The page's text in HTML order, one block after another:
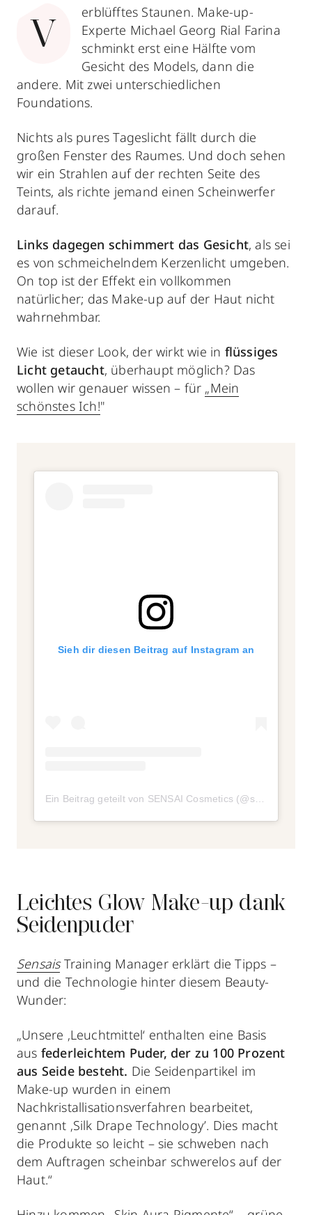
V
erblüfftes Staunen. Make-up-
Experte Michael Georg Rial Farina
schminkt erst eine Hälfte vom
Gesicht des Models, dann die
andere. Mit zwei unterschiedlichen
Foundations.
Nichts als pures Tageslicht fällt durch die
großen Fenster des Raumes. Und doch sehen
wir ein Strahlen auf der rechten Seite des
Teints, als richte jemand einen Scheinwerfer
darauf.
Links dagegen schimmert das Gesicht, als sei
es von schmeichelndem Kerzenlicht umgeben.
On top ist der Effekt ein vollkommen
natürlicher; das Make-up auf der Haut nicht
wahrnehmbar.
Wie ist dieser Look, der wirkt wie in flüssiges
Licht getaucht, überhaupt möglich? Das
wollen wir genauer wissen – für „Mein
schönstes Ich!"
Sieh dir diesen Beitrag auf Instagram an
Leichtes Glow Make-up dank
Seidenpuder
SensaisTraining Manager erklärt die Tipps –
und die Technologie hinter diesem Beauty-
Wunder:
„Unsere ‚Leuchtmittel‘ enthalten eine Basis
aus federleichtem Puder, der zu 100 Prozent
aus Seidebesteht. Die Seidenpartikel im
Make-up wurden in einem
Nachkristallisationsverfahren bearbeitet,
genannt ‚Silk Drape Technology’. Dies macht
die Produkte so leicht – sie schweben nach
dem Auftragen scheinbar schwerelos auf der
Haut.“